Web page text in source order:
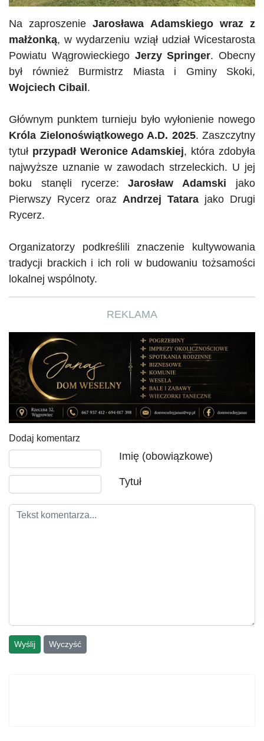
Na zaproszenieJarosława Adamskiego wraz z
małżonką, w wydarzeniu wziął udział Wicestarosta
Powiatu Wągrowieckiego Jerzy Springer. Obecny
był również Burmistrz Miasta i Gminy Skoki,
Wojciech Cibail .
Głównym punktem turnieju było wyłonienie nowego
Króla Zielonoświątkowego A.D. 2025. Zaszczytny
tytuł przypadł Weronice Adamskiej, która zdobyła
najwyższe uznanie w zawodach strzeleckich. U jej
boku stanęli rycerze:Jarosław Adamski jako
Pierwszy Rycerz oraz Andrzej Tatara jako Drugi
Rycerz.
Organizatorzy podkreślili znaczenie kultywowania
tradycji brackich i ich roli w budowaniu tożsamości
lokalnej wspólnoty.
REKLAMA
Dodaj komentarz
Imię (obowiązkowe)
Tytuł
Wyślij Wyczyść